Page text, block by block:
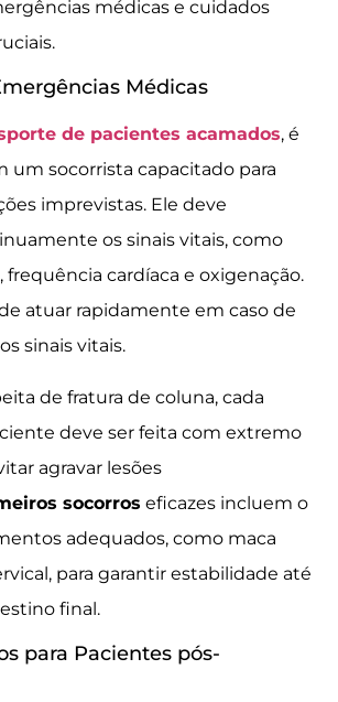
médicas e cuidados
Médicas
de pacientes acamados, é
um socorrista capacitado para
imprevistas. Ele deve
os sinais vitais, como
frequência cardíaca e oxigenação.
atuar rapidamente em caso de
sinais vitais.
de fratura de coluna, cada
deve ser feita com extremo
agravar lesões
socorros eficazes incluem o
adequados, como maca
para garantir estabilidade até
final.
para Pacientes pós-